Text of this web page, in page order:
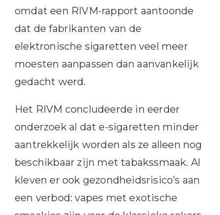
omdat een RIVM-rapport aantoonde
dat de fabrikanten van de
elektronische sigaretten veel meer
moesten aanpassen dan aanvankelijk
gedacht werd.
Het RIVM concludeerde in eerder
onderzoek al dat e-sigaretten minder
aantrekkelijk worden als ze alleen nog
beschikbaar zijn met tabakssmaak. Al
kleven er ook gezondheidsrisico’s aan
een verbod: vapes met exotische